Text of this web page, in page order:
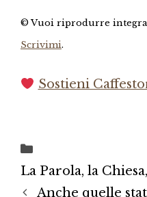
© Vuoi riprodurre
Scrivimi.
Sostieni
La Parola, la
Anche quelle